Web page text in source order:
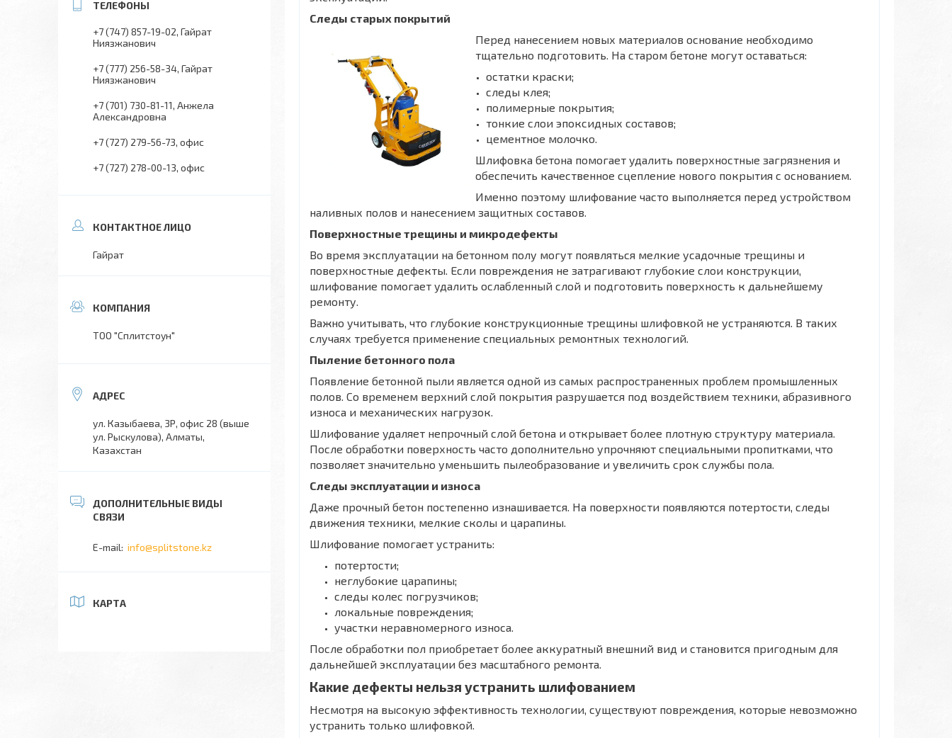
Следы старых покрытий
Перед нанесением новых материалов основание необходимо
тщательно подготовить. На старом бетоне могут оставаться:
остатки краски;
следы клея;
полимерные покрытия;
тонкие слои эпоксидных составов;
цементное молочко.
Шлифовка бетона помогает удалить поверхностные загрязнения и
обеспечить качественное сцепление нового покрытия с основанием.
Именно поэтому шлифование часто выполняется перед устройством
наливных полов и нанесением защитных составов.
Поверхностные трещины и микродефекты
Во время эксплуатации на бетонном полу могут появляться мелкие усадочные трещины и
поверхностные дефекты. Если повреждения не затрагивают глубокие слои конструкции,
шлифование помогает удалить ослабленный слой и подготовить поверхность к дальнейшему
ремонту.
Важно учитывать, что глубокие конструкционные трещины шлифовкой не устраняются. В таких
случаях требуется применение специальных ремонтных технологий.
Пыление бетонного пола
Появление бетонной пыли является одной из самых распространенных проблем промышленных
полов. Со временем верхний слой покрытия разрушается под воздействием техники, абразивного
износа и механических нагрузок.
Шлифование удаляет непрочный слой бетона и открывает более плотную структуру материала.
После обработки поверхность часто дополнительно упрочняют специальными пропитками, что
позволяет значительно уменьшить пылеобразование и увеличить срок службы пола.
Следы эксплуатации и износа
Даже прочный бетон постепенно изнашивается. На поверхности появляются потертости, следы
движения техники, мелкие сколы и царапины.
Шлифование помогает устранить:
потертости;
неглубокие царапины;
следы колес погрузчиков;
локальные повреждения;
участки неравномерного износа.
После обработки пол приобретает более аккуратный внешний вид и становится пригодным для
дальнейшей эксплуатации без масштабного ремонта.
Какие дефекты нельзя устранить шлифованием
Несмотря на высокую эффективность технологии, существуют повреждения, которые невозможно
устранить только шлифовкой.
+7 (747) 857-19-02 Гайрат
Ниязжанович
+7 (777) 256-58-34 Гайрат
Ниязжанович
+7 (701) 730-81-11 Анжела
Александровна
+7 (727) 279-56-73 офис
+7 (727) 278-00-13 офис
Гайрат
ТОО "Сплитстоун"
ул. Казыбаева, 3Р, офис 28 (выше
ул. Рыскулова), Алматы,
Казахстан
info@splitstone.kz
КАРТА